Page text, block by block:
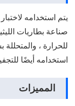
يتم استخدامه
صناعة بطاريات
للحرارة ،
استخدامه أيضًا
المميزات